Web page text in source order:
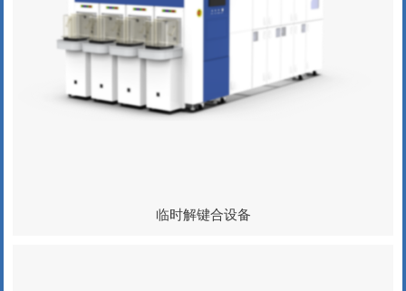
临时解键合设备